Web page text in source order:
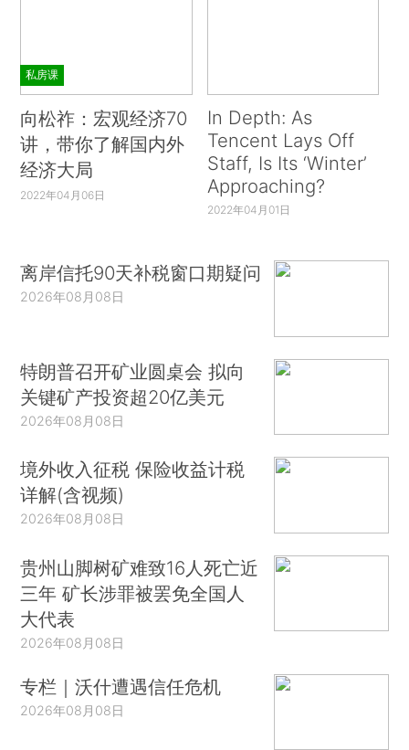
私房课
向松祚：宏观经济70
讲，带你了解国内外
经济大局
2022年04月06日
In Depth: As
Tencent Lays Off
Staff, Is Its ‘Winter’
Approaching?
2022年04月01日
离岸信托90天补税窗口期疑问
2026年08月08日
特朗普召开矿业圆桌会 拟向
关键矿产投资超20亿美元
2026年08月08日
境外收入征税 保险收益计税
详解(含视频)
2026年08月08日
贵州山脚树矿难致16人死亡近
三年 矿长涉罪被罢免全国人
大代表
2026年08月08日
专栏｜沃什遭遇信任危机
2026年08月08日